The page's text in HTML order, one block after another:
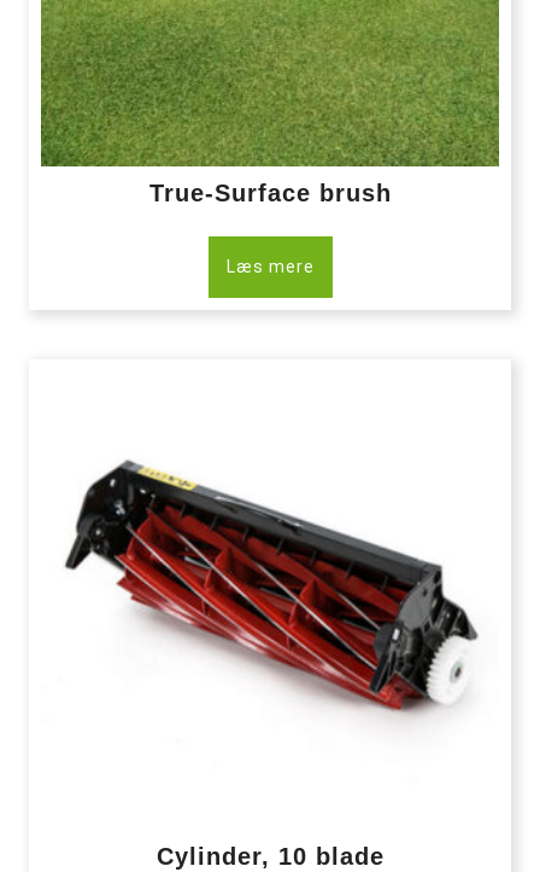
True-Surface brush
Læs mere
Cylinder, 10 blade